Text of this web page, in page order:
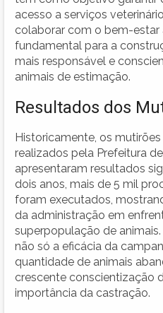
acesso a serviços
colaborar com o bem-estar
fundamental para a
mais responsável e
animais de estimação.
Resultados dos
Historicamente, os
realizados pela Prefeitura
apresentaram resultados
dois anos, mais de 5 mil
foram executados,
da administração em
superpopulação de
não só a eficácia da
quantidade de animais
crescente conscientização
importância da castração.